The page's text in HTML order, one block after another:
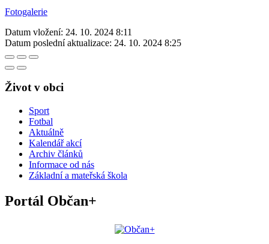
Fotogalerie
Datum vložení: 24. 10. 2024 8:11
Datum poslední aktualizace: 24. 10. 2024 8:25
Život v obci
Sport
Fotbal
Aktuálně
Kalendář akcí
Archiv článků
Informace od nás
Základní a mateřská škola
Portál Občan+